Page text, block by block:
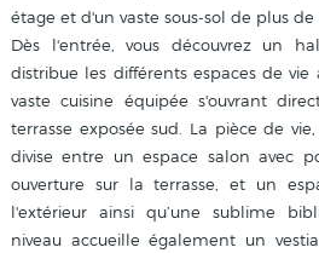
étage et d'un vaste sous-sol de plus de
Dès l'entrée, vous découvrez un
distribue les différents espaces de
vaste cuisine équipée s'ouvrant
terrasse exposée sud. La pièce de
divise entre un espace salon avec
ouverture sur la terrasse, et un
l'extérieur ainsi qu’une sublime
niveau accueille également un